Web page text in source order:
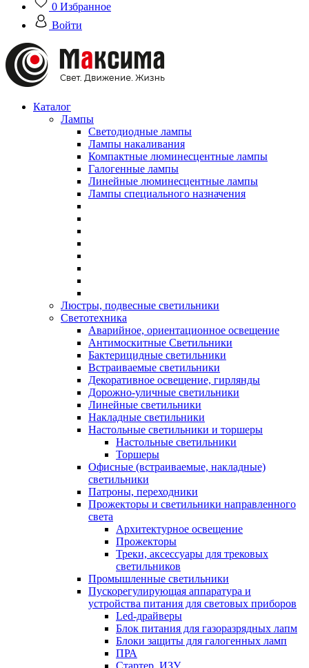
0 Избранное
Войти
Каталог
Лампы
Светодиодные лампы
Лампы накаливания
Компактные люминесцентные лампы
Галогенные лампы
Линейные люминесцентные лампы
Лампы специального назначения
Люстры, подвесные светильники
Светотехника
Аварийное, ориентационное освещение
Антимоскитные Светильники
Бактерицидные светильники
Встраиваемые светильники
Декоративное освещение, гирлянды
Дорожно-уличные светильники
Линейные светильники
Накладные светильники
Настольные светильники и торшеры
Настольные светильники
Торшеры
Офисные (встраиваемые, накладные)
светильники
Патроны, переходники
Прожекторы и светильники направленного
света
Архитектурное освещение
Прожекторы
Треки, аксессуары для трековых
светильников
Промышленные светильники
Пускорегулирующая аппаратура и
устройства питания для световых приборов
Led-драйверы
Блок питания для газоразрядных лапм
Блоки защиты для галогенных ламп
ПРА
Стартер, ИЗУ